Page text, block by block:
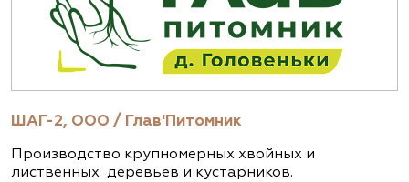
ШАГ-2, ООО / Глав'Питомник
Производство крупномерных хвойных и
лиственных деревьев и кустарников.